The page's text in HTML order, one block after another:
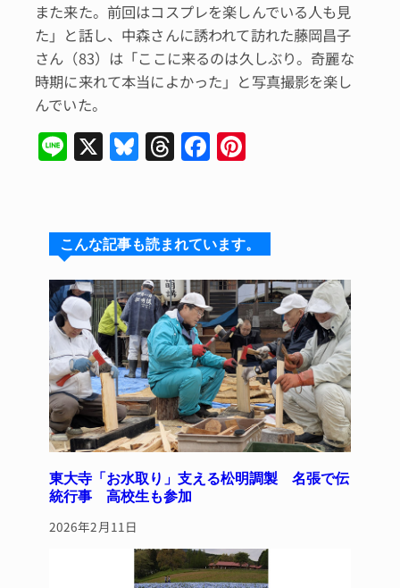
また来た。前回はコスプレを楽しんでいる人も見
た」と話し、中森さんに誘われて訪れた藤岡昌子
さん（83）は「ここに来るのは久しぶり。奇麗な
時期に来れて本当によかった」と写真撮影を楽し
んでいた。
Li
n
X Bl
u
s
k
y
T
hr
a
d
s
F
a
e
b
o
o
k
re
st
こんな記事も読まれています。
東大寺「お水取り」支える松明調製 名張で伝
統行事 高校生も参加
2026年2月11日